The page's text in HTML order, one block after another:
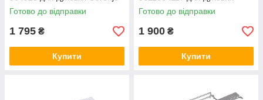
Готово до відправки
1 795 ₴
Купити
шаф Electrolux
Готово до відправки
1 900 ₴
Купити